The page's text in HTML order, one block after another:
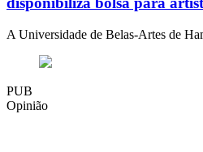
A Universidade de Belas-Artes de
PUB
Opinião